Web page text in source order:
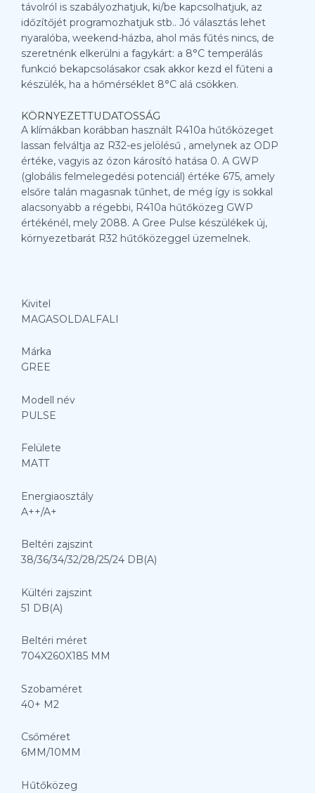
távolról is szabályozhatjuk, ki/be kapcsolhatjuk, az
időzítőjét programozhatjuk stb.. Jó választás lehet
nyaralóba, weekend-házba, ahol más fűtés nincs, de
szeretnénk elkerülni a fagykárt: a 8°C temperálás
funkció bekapcsolásakor csak akkor kezd el fűteni a
készülék, ha a hőmérséklet 8°C alá csökken.
KÖRNYEZETTUDATOSSÁG
A klímákban korábban használt R410a hűtőközeget
lassan felváltja az R32-es jelölésű , amelynek az ODP
értéke, vagyis az ózon károsító hatása 0. A GWP
(globális felmelegedési potenciál) értéke 675, amely
elsőre talán magasnak tűnhet, de még így is sokkal
alacsonyabb a régebbi, R410a hűtőközeg GWP
értékénél, mely 2088. A Gree Pulse készülékek új,
környezetbarát R32 hűtőközeggel üzemelnek.
Kivitel
MAGASOLDALFALI
Márka
GREE
Modell név
PULSE
Felülete
MATT
Energiaosztály
A++/A+
Beltéri zajszint
38/36/34/32/28/25/24 DB(A)
Kültéri zajszint
51 DB(A)
Beltéri méret
704X260X185 MM
Szobaméret
40+ M2
Csőméret
6MM/10MM
Hűtőközeg